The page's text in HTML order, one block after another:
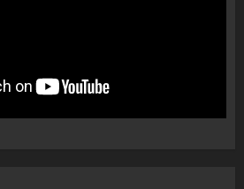
“bosen” Joana Nano për
abuzim me fondet publike dhe
pasuri të pajustifikuar